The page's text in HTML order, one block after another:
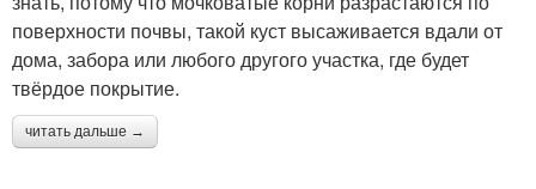
поверхности почвы, такой куст высаживается вдали от
дома, забора или любого другого участка, где будет
твёрдое покрытие.
читать дальше →